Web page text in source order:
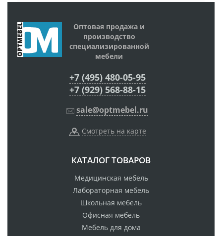
Оптовая продажа и
производство
специализированной
мебели
+7 (495) 480-05-95
+7 (929) 568-88-15
sale@optmebel.ru
Смотреть на карте
КАТАЛОГ ТОВАРОВ
Медицинская мебель
Лабораторная мебель
Школьная мебель
Офисная мебель
Мебель для дома